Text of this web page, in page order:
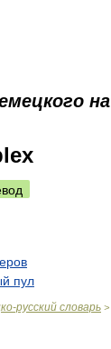
на
пул
русский словарь >